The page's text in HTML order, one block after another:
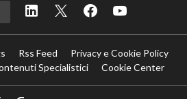
Rss Feed
Privacy e Cookie Policy
Specialistici
Cookie Center